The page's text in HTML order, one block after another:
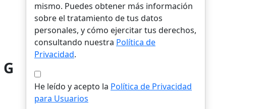
G
mismo. Puedes obtener más información
sobre el tratamiento de tus datos
personales, y cómo ejercitar tus derechos,
consultando nuestra Política de
Privacidad.
He leído y acepto la Política de Privacidad
para Usuarios